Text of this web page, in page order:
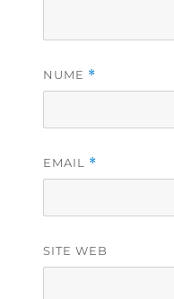
NUME *
EMAIL *
SITE WEB